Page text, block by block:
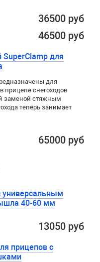
36500 руб
46500 руб
для
для
прицепе снегоходов
заменой стяжным
теперь занимает
65000 руб
универсальным
40-60 мм
13050 руб
прицепов с